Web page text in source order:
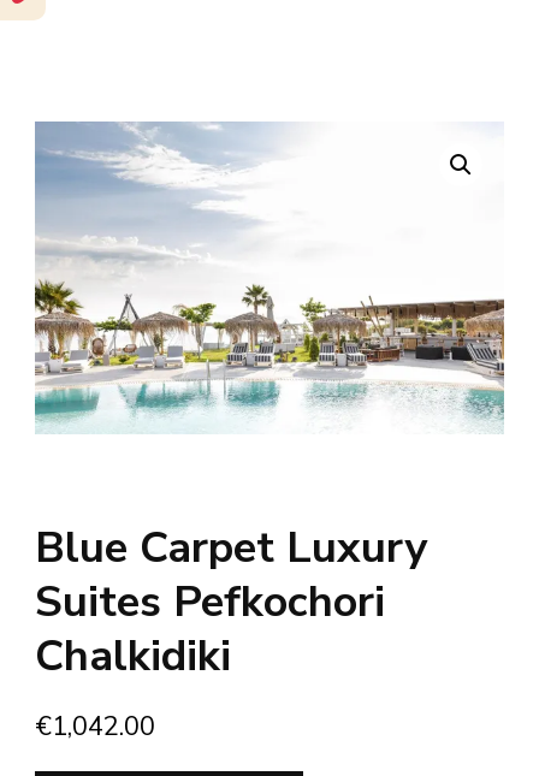
Blue Carpet Luxury
Suites Pefkochori
Chalkidiki
€1,042.00